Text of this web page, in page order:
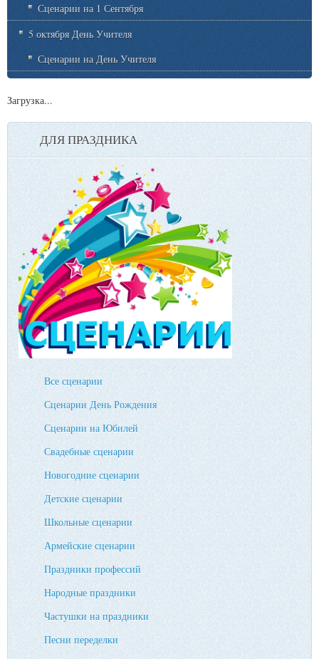
Сценарии на 1 Сентября
5 октября День Учителя
Сценарии на День Учителя
Загрузка...
ДЛЯ ПРАЗДНИКА
Все сценарии
Сценарии День Рождения
Сценарии на Юбилей
Свадебные сценарии
Новогодние сценарии
Детские сценарии
Школьные сценарии
Армейские сценарии
Праздники профессий
Народные праздники
Частушки на праздники
Песни переделки